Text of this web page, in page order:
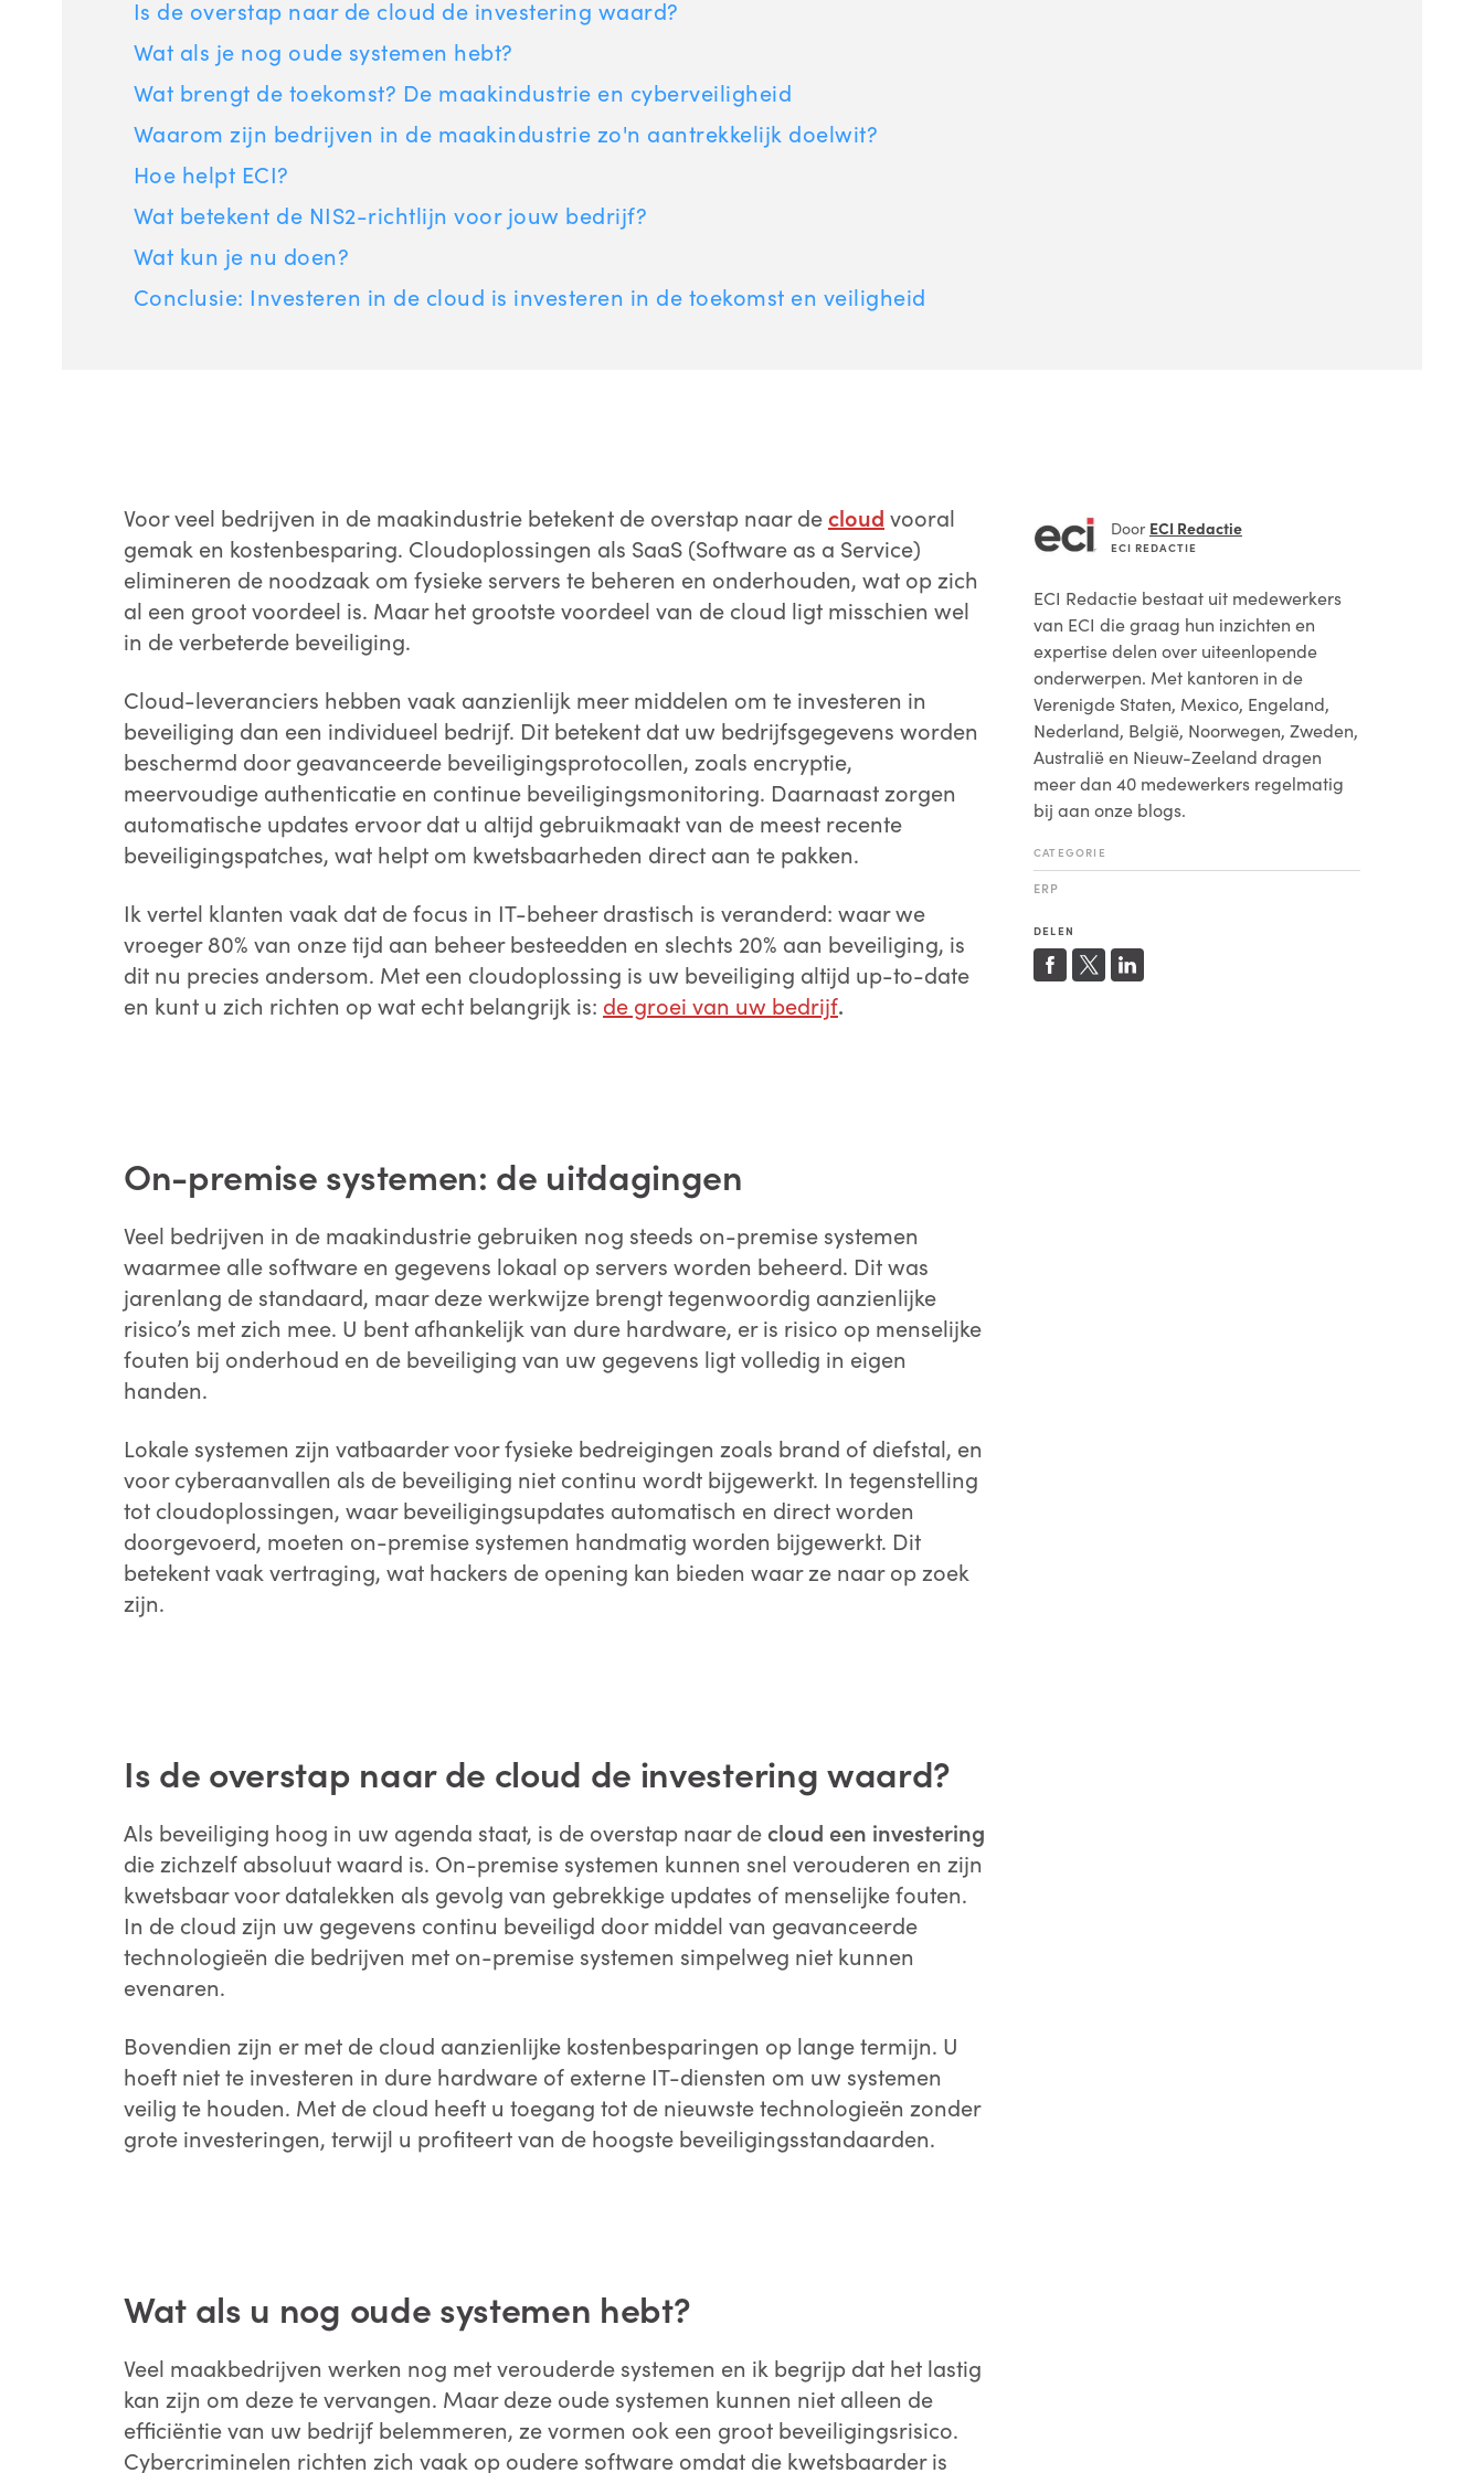
Is de overstap naar de cloud de investering waard?
Wat als je nog oude systemen hebt?
Wat brengt de toekomst? De maakindustrie en cyberveiligheid
Waarom zijn bedrijven in de maakindustrie zo'n aantrekkelijk doelwit?
Hoe helpt ECI?
Wat betekent de NIS2-richtlijn voor jouw bedrijf?
Wat kun je nu doen?
Conclusie: Investeren in de cloud is investeren in de toekomst en veiligheid
Voor veel bedrijven in de maakindustrie betekent de overstap naar decloud vooral
gemak en kostenbesparing. Cloudoplossingen als SaaS (Software as a Service)
elimineren de noodzaak om fysieke servers te beheren en onderhouden, wat op zich
al een groot voordeel is. Maar het grootste voordeel van de cloud ligt misschien wel
in de verbeterde beveiliging.
Cloud-leveranciers hebben vaak aanzienlijk meer middelen om te investeren in
beveiliging dan een individueel bedrijf. Dit betekent dat uw bedrijfsgegevens worden
beschermd door geavanceerde beveiligingsprotocollen, zoals encryptie,
meervoudige authenticatie en continue beveiligingsmonitoring. Daarnaast zorgen
automatische updates ervoor dat u altijd gebruikmaakt van de meest recente
beveiligingspatches, wat helpt om kwetsbaarheden direct aan te pakken.
Ik vertel klanten vaak dat de focus in IT-beheer drastisch is veranderd: waar we
vroeger 80% van onze tijd aan beheer besteedden en slechts 20% aan beveiliging, is
dit nu precies andersom. Met een cloudoplossing is uw beveiliging altijd up-to-date
en kunt u zich richten op wat echt belangrijk is: de groei van uw bedrijf.
On-premise systemen: de uitdagingen
Veel bedrijven in de maakindustrie gebruiken nog steeds on-premise systemen
waarmee alle software en gegevens lokaal op servers worden beheerd. Dit was
jarenlang de standaard, maar deze werkwijze brengt tegenwoordig aanzienlijke
risico’s met zich mee. U bent afhankelijk van dure hardware, er is risico op menselijke
fouten bij onderhoud en de beveiliging van uw gegevens ligt volledig in eigen
handen.
Lokale systemen zijn vatbaarder voor fysieke bedreigingen zoals brand of diefstal, en
voor cyberaanvallen als de beveiliging niet continu wordt bijgewerkt. In tegenstelling
tot cloudoplossingen, waar beveiligingsupdates automatisch en direct worden
doorgevoerd, moeten on-premise systemen handmatig worden bijgewerkt. Dit
betekent vaak vertraging, wat hackers de opening kan bieden waar ze naar op zoek
zijn.
Is de overstap naar de cloud de investering waard?
Als beveiliging hoog in uw agenda staat, is de overstap naar de cloud een investering
die zichzelf absoluut waard is. On-premise systemen kunnen snel verouderen en zijn
kwetsbaar voor datalekken als gevolg van gebrekkige updates of menselijke fouten.
In de cloud zijn uw gegevens continu beveiligd door middel van geavanceerde
technologieën die bedrijven met on-premise systemen simpelweg niet kunnen
evenaren.
Bovendien zijn er met de cloud aanzienlijke kostenbesparingen op lange termijn. U
hoeft niet te investeren in dure hardware of externe IT-diensten om uw systemen
veilig te houden. Met de cloud heeft u toegang tot de nieuwste technologieën zonder
grote investeringen, terwijl u profiteert van de hoogste beveiligingsstandaarden.
Wat als u nog oude systemen hebt?
Veel maakbedrijven werken nog met verouderde systemen en ik begrijp dat het lastig
kan zijn om deze te vervangen. Maar deze oude systemen kunnen niet alleen de
efficiëntie van uw bedrijf belemmeren, ze vormen ook een groot beveiligingsrisico.
Cybercriminelen richten zich vaak op oudere software omdat die kwetsbaarder is
* Voornaam: *Achternaam:
*Bedrijfsnaam: *Functietitel:
*Wie moet uw verzoek
behandelen?:
Door dit formulier in te dienen,
stemt u ermee in dat ECI Software
Solutions uw persoonlijke gegevens
verwerkt in overeenstemming met
ons privacybeleid.
Door ECI Redactie
ECI REDACTIE
ECI Redactie bestaat uit medewerkers
van ECI die graag hun inzichten en
expertise delen over uiteenlopende
onderwerpen. Met kantoren in de
Verenigde Staten, Mexico, Engeland,
Nederland, België, Noorwegen, Zweden,
Australië en Nieuw-Zeeland dragen
meer dan 40 medewerkers regelmatig
bij aan onze blogs.
CATEGORIE
ERP
DELEN